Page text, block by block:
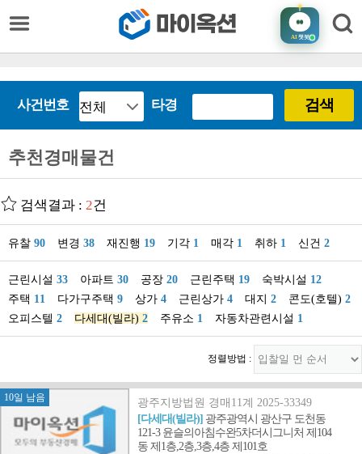
AI챗봇
사건번호 타경 검색
추천경매물건
검색결과 : 2건
유찰 90 변경 38 재진행 19 기각 1 매각 1 취하 1 신건 2
근린시설 33 아파트 30 공장 20 근린주택 19 숙박시설 12
주택 11 다가구주택 9 상가 4 근린상가 4 대지 2 콘도(호텔) 2
오피스텔 2 다세대(빌라) 2 주유소 1 자동차관련시설 1
정렬방법 :
10일 남음
광주지방법원 경매11계 2025-33349
[다세대(빌라)] 광주광역시 광산구 도천동
121-3 윤슬의아침수완5차더시그니처 제104
동 제1층,2층,3층,4층 제101호